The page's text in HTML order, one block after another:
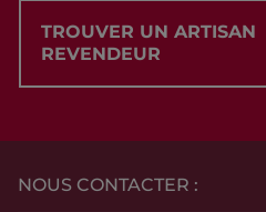
TROUVER UN ARTISAN
REVENDEUR
NOUS CONTACTER :